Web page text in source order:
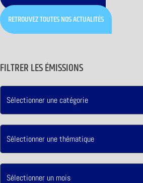
RETROUVEZ TOUTES NOS ACTUALITÉS
FILTRER LES ÉMISSIONS